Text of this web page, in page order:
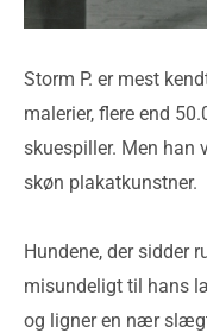
Storm P. er mest
malerier, flere end
skuespiller. Men han
skøn plakatkunstner.
Hundene, der sidder
misundeligt til hans
og ligner en nær